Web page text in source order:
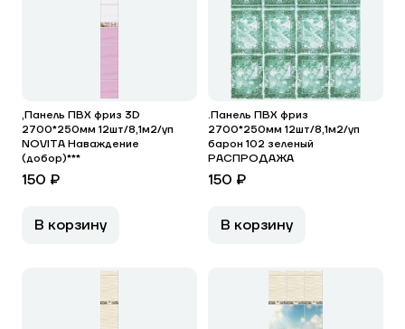
,Панель ПВХ фриз 3D
2700*250мм 12шт/8,1м2/уп
NOVITA Наваждение
(добор)***
150 ₽
В корзину
.Панель ПВХ фриз
2700*250мм 12шт/8,1м2/уп
барон 102 зеленый
РАСПРОДАЖА
150 ₽
В корзину